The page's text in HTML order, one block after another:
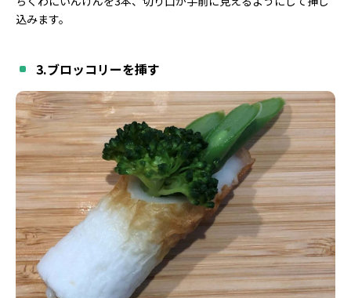
込みます。
3.ブロッコリーを挿す